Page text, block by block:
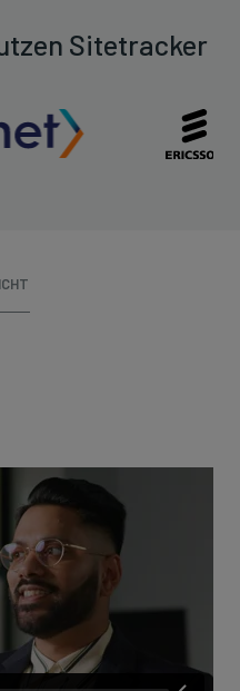
Sitetracker